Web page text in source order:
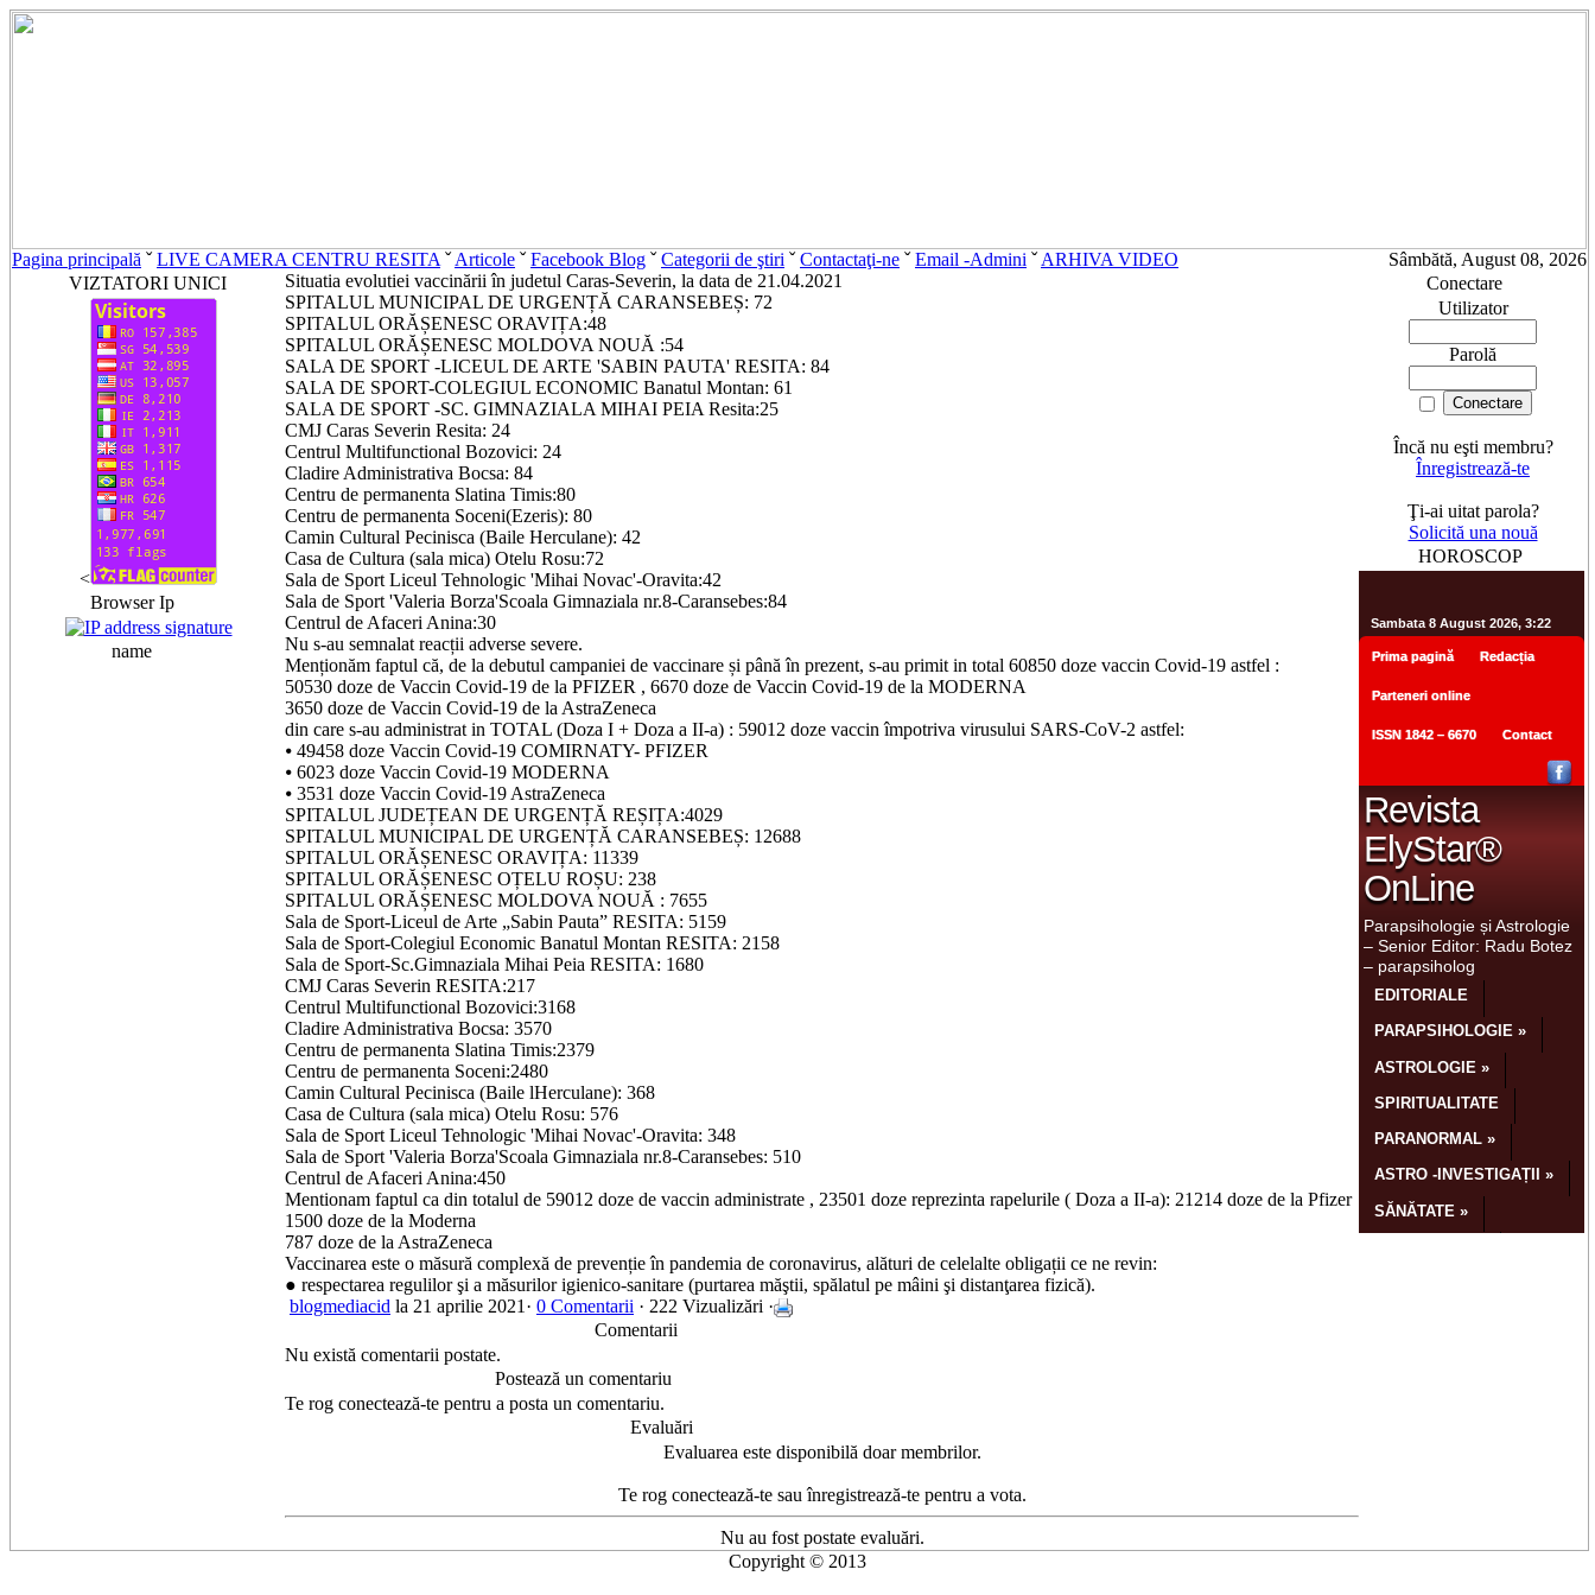
Pagina principală ˇLIVE CAMERA CENTRU RESITA ˇArticole ˇFacebook Blog ˇCategorii de ştiri ˇContactaţi-ne ˇEmail -Admini ˇARHIVA VIDEO
Sâmbătă, August 08, 2026
VIZTATORI UNICI
<
Browser Ip
name
Situatia evolutiei vaccinării în judetul Caras-Severin, la data de 21.04.2021
SPITALUL MUNICIPAL DE URGENȚĂ CARANSEBEȘ: 72
SPITALUL ORĂȘENESC ORAVIȚA:48
SPITALUL ORĂȘENESC MOLDOVA NOUĂ :54
SALA DE SPORT -LICEUL DE ARTE 'SABIN PAUTA' RESITA: 84
SALA DE SPORT-COLEGIUL ECONOMIC Banatul Montan: 61
SALA DE SPORT -SC. GIMNAZIALA MIHAI PEIA Resita:25
CMJ Caras Severin Resita: 24
Centrul Multifunctional Bozovici: 24
Cladire Administrativa Bocsa: 84
Centru de permanenta Slatina Timis:80
Centru de permanenta Soceni(Ezeris): 80
Camin Cultural Pecinisca (Baile Herculane): 42
Casa de Cultura (sala mica) Otelu Rosu:72
Sala de Sport Liceul Tehnologic 'Mihai Novac'-Oravita:42
Sala de Sport 'Valeria Borza'Scoala Gimnaziala nr.8-Caransebes:84
Centrul de Afaceri Anina:30
Nu s-au semnalat reacții adverse severe.
Menționăm faptul că, de la debutul campaniei de vaccinare și până în prezent, s-au primit in total 60850 doze vaccin Covid-19 astfel :
50530 doze de Vaccin Covid-19 de la PFIZER , 6670 doze de Vaccin Covid-19 de la MODERNA
3650 doze de Vaccin Covid-19 de la AstraZeneca
din care s-au administrat in TOTAL (Doza I + Doza a II-a) : 59012 doze vaccin împotriva virusului SARS-CoV-2 astfel:
⦁ 49458 doze Vaccin Covid-19 COMIRNATY- PFIZER
⦁ 6023 doze Vaccin Covid-19 MODERNA
⦁ 3531 doze Vaccin Covid-19 AstraZeneca
SPITALUL JUDEȚEAN DE URGENȚĂ REȘIȚA:4029
SPITALUL MUNICIPAL DE URGENȚĂ CARANSEBEȘ: 12688
SPITALUL ORĂȘENESC ORAVIȚA: 11339
SPITALUL ORĂȘENESC OȚELU ROȘU: 238
SPITALUL ORĂȘENESC MOLDOVA NOUĂ : 7655
Sala de Sport-Liceul de Arte „Sabin Pauta” RESITA: 5159
Sala de Sport-Colegiul Economic Banatul Montan RESITA: 2158
Sala de Sport-Sc.Gimnaziala Mihai Peia RESITA: 1680
CMJ Caras Severin RESITA:217
Centrul Multifunctional Bozovici:3168
Cladire Administrativa Bocsa: 3570
Centru de permanenta Slatina Timis:2379
Centru de permanenta Soceni:2480
Camin Cultural Pecinisca (Baile lHerculane): 368
Casa de Cultura (sala mica) Otelu Rosu: 576
Sala de Sport Liceul Tehnologic 'Mihai Novac'-Oravita: 348
Sala de Sport 'Valeria Borza'Scoala Gimnaziala nr.8-Caransebes: 510
Centrul de Afaceri Anina:450
Mentionam faptul ca din totalul de 59012 doze de vaccin administrate , 23501 doze reprezinta rapelurile ( Doza a II-a): 21214 doze de la Pfizer
1500 doze de la Moderna
787 doze de la AstraZeneca
Vaccinarea este o măsură complexă de prevenție în pandemia de coronavirus, alături de celelalte obligații ce ne revin:
● respectarea regulilor şi a măsurilor igienico-sanitare (purtarea măştii, spălatul pe mâini şi distanţarea fizică).
blogmediacid la 21 aprilie 2021· 0 Comentarii · 222 Vizualizări ·
Comentarii
Nu există comentarii postate.
Postează un comentariu
Te rog conectează-te pentru a posta un comentariu.
Evaluări
Evaluarea este disponibilă doar membrilor.
Te rog conectează-te sau înregistrează-te pentru a vota.
Nu au fost postate evaluări.
Conectare
Utilizator
Parolă
Încă nu eşti membru?
Înregistrează-te
Ţi-ai uitat parola?
Solicită una nouă
HOROSCOP
Copyright © 2013